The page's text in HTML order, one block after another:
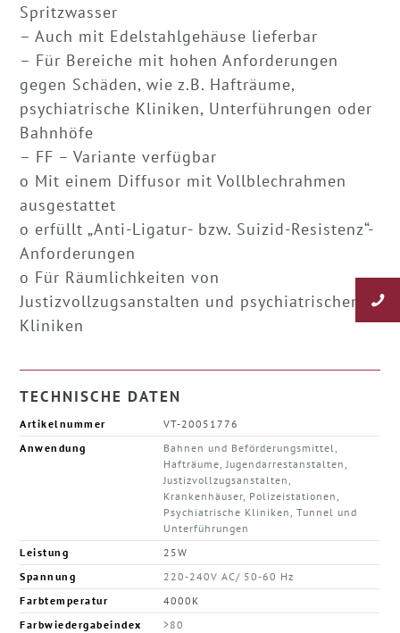
Spritzwasser
– Auch mit Edelstahlgehäuse lieferbar
– Für Bereiche mit hohen Anforderungen
gegen Schäden, wie z.B. Hafträume,
psychiatrische Kliniken, Unterführungen oder
Bahnhöfe
– FF – Variante verfügbar
o Mit einem Diffusor mit Vollblechrahmen
ausgestattet
o erfüllt „Anti-Ligatur- bzw. Suizid-Resistenz“-
Anforderungen
o Für Räumlichkeiten von
Justizvollzugsanstalten und psychiatrischen
Kliniken
TECHNISCHE DATEN
Artikelnummer
VT-20051776
Anwendung
Bahnen und Beförderungsmittel,
Hafträume, Jugendarrestanstalten,
Justizvollzugsanstalten,
Krankenhäuser, Polizeistationen,
Psychiatrische Kliniken, Tunnel und
Unterführungen
Leistung
25W
Spannung
220-240V AC/ 50-60 Hz
Farbtemperatur
4000K
Farbwiedergabeindex
>80